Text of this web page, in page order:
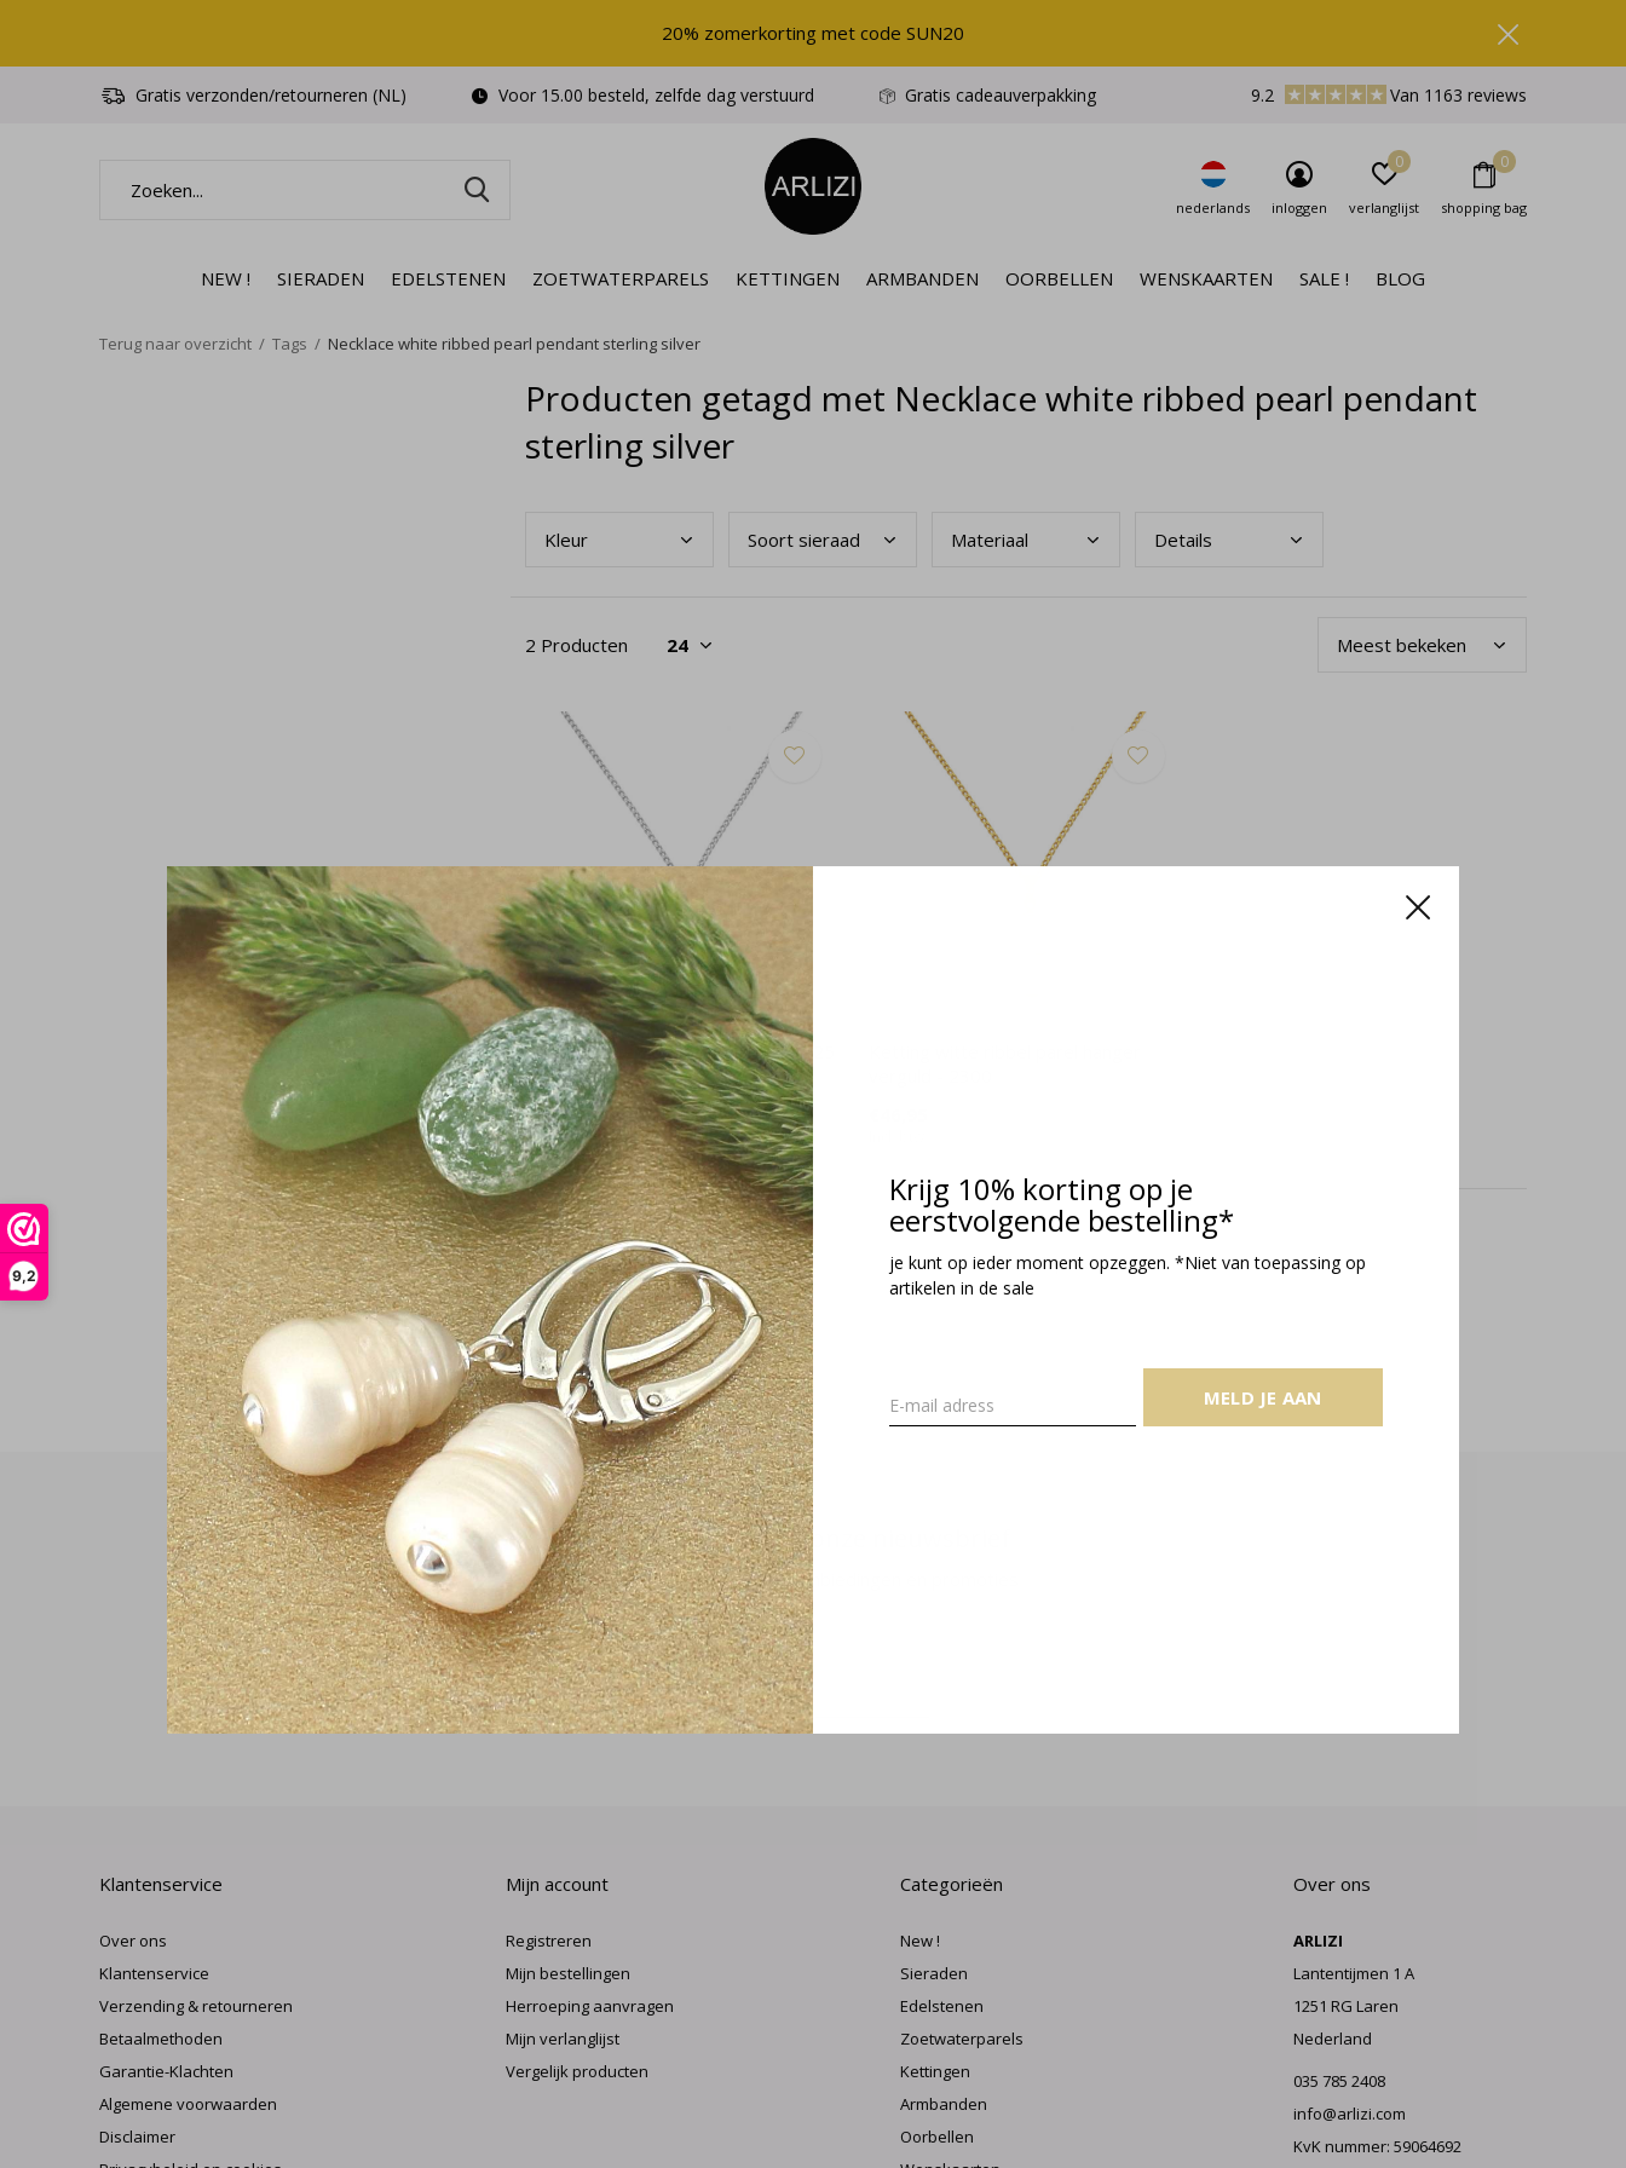
9,2
Krijg 10% korting op je
eerstvolgende bestelling*
je kunt op ieder moment opzeggen. *Niet van toepassing op
artikelen in de sale
MELD JE AAN
NEW ! SIERADEN EDELSTENEN ZOETWATERPARELS KETTINGEN ARMBANDEN OORBELLEN WENSKAARTEN SALE ! BLOG
nederlands inloggen verlanglijst
0
shopping bag
0
Gratis verzonden/retourneren (NL) Voor 15.00 besteld, zelfde dag verstuurd Gratis cadeauverpakking 9.2 Van 1163 reviews
20% zomerkorting met code SUN20
Terug naar overzicht Tags Necklace white ribbed pearl pendant sterling silver
Producten getagd met Necklace white ribbed pearl pendant
sterling silver
Kleur Soort sieraad Materiaal Details
2 Producten
Ketting witte ribbel parel hanger 925
zilver - 2298
€42,95
Incl. btw
Seen 2 of the 2 products
Meld je aan voor onze nieuwsbrief
Ontvang de nieuwste aanbiedingen en promoties
Klantenservice
Over ons
Klantenservice
Verzending & retourneren
Betaalmethoden
Garantie-Klachten
Algemene voorwaarden
Disclaimer
Mijn account
Registreren
Mijn bestellingen
Herroeping aanvragen
Mijn verlanglijst
Vergelijk producten
Categorieën
New !
Sieraden
Edelstenen
Zoetwaterparels
Kettingen
Armbanden
Oorbellen
Over ons
ARLIZI
Lantentijmen 1 A
1251 RG Laren
Nederland
035 785 2408
info@arlizi.com
KvK nummer: 59064692